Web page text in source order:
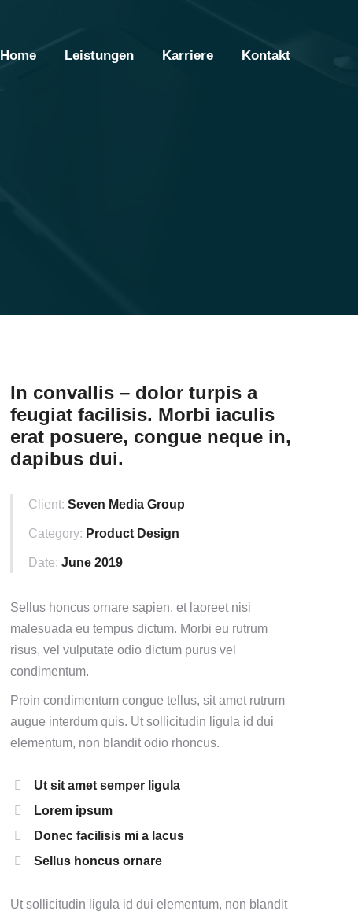
Home Leistungen Karriere Kontakt
In convallis – dolor turpis a
feugiat facilisis. Morbi iaculis
erat posuere, congue neque in,
dapibus dui.
Client: Seven Media Group
Category: Product Design
Date: June 2019
Sellus honcus ornare sapien, et laoreet nisi
malesuada eu tempus dictum. Morbi eu rutrum
risus, vel vulputate odio dictum purus vel
condimentum.
Proin condimentum congue tellus, sit amet rutrum
augue interdum quis. Ut sollicitudin ligula id dui
elementum, non blandit odio rhoncus.
Ut sit amet semper ligula
Lorem ipsum
Donec facilisis mi a lacus
Sellus honcus ornare
Ut sollicitudin ligula id dui elementum, non blandit